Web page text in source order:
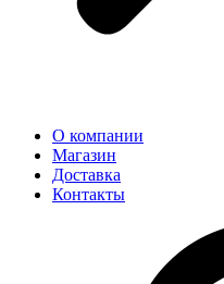
О компании
Магазин
Доставка
Контакты